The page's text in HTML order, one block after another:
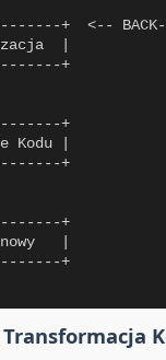
+  <-- BACK-
|
+
+
Kodu |
+
+
|
+